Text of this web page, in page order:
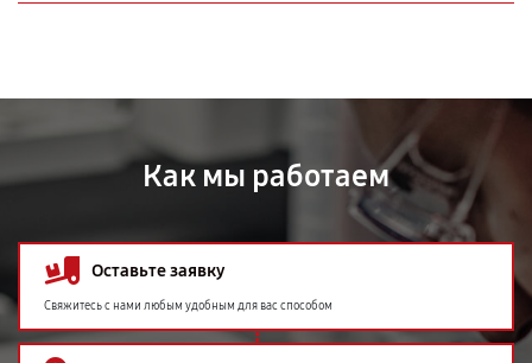
Как мы работаем
Оставьте заявку
Свяжитесь с нами любым удобным для вас способом